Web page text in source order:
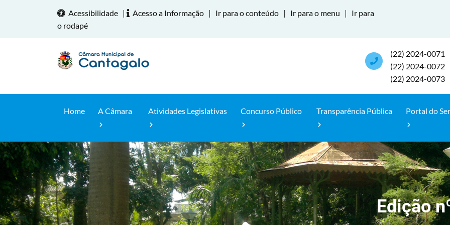
Acessibilidade | Acesso a Informação | Ir para o conteúdo | Ir para o menu |
Ir para
o rodapé
(22) 2024-0071
(22) 2024-0072
(22) 2024-0073
Home A Câmara Atividades Legislativas Concurso Público Transparência Pública Portal do
Edição